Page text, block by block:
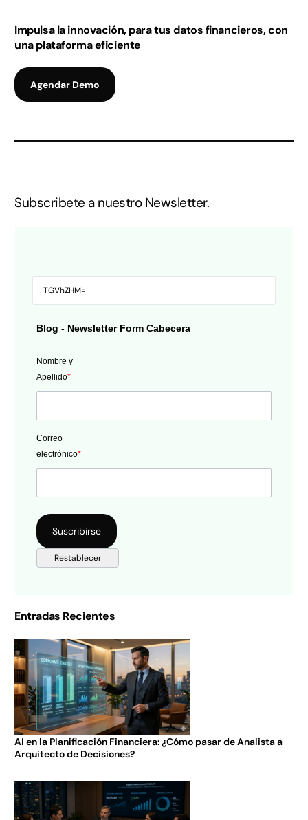
Impulsa la innovación, para tus datos financieros, con
una plataforma eficiente
Agendar Demo
Subscribete a nuestro Newsletter.
Blog - Newsletter Form Cabecera
Nombre y
Apellido*
Correo
electrónico*
Entradas Recientes
AI en la Planificación Financiera: ¿Cómo pasar de Analista a
Arquitecto de Decisiones?